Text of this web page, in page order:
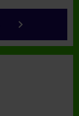
keyboard_arrow_right